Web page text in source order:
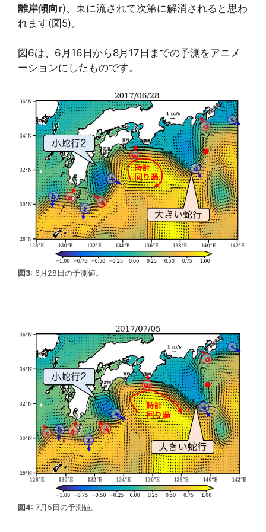
離岸傾向r)、東に流されて次第に解消されると思わ
れます(図5)。
図6は、6月16日から8月17日までの予測をアニメ
ーションにしたものです。
図3: 6月28日の予測値。
図4: 7月5日の予測値。